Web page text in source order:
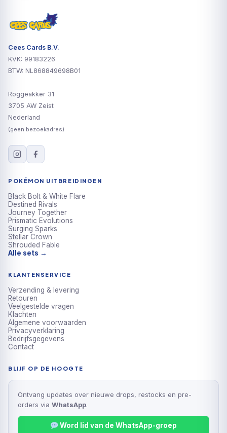
Cees Cards B.V.
KVK: 99183226
BTW: NL868849698B01
Roggeakker 31
3705 AW Zeist
Nederland
(geen bezoekadres)
POKÉMON UITBREIDINGEN
Black Bolt & White Flare
Destined Rivals
Journey Together
Prismatic Evolutions
Surging Sparks
Stellar Crown
Shrouded Fable
Alle sets →
KLANTENSERVICE
Verzending & levering
Retouren
Veelgestelde vragen
Klachten
Algemene voorwaarden
Privacyverklaring
Bedrijfsgegevens
Contact
BLIJF OP DE HOOGTE
Ontvang updates over nieuwe drops, restocks en pre-
orders via WhatsApp.
Word lid van de WhatsApp-groep